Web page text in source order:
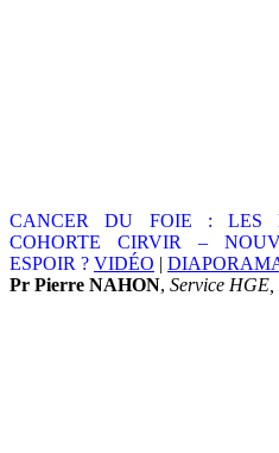
CANCER DU FOIE : LES
COHORTE CIRVIR –
ESPOIR ? VIDÉO |
Pr Pierre NAHON, Service HGE,